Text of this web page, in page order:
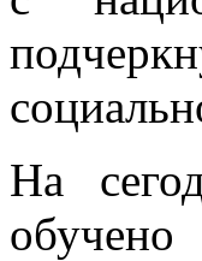
На